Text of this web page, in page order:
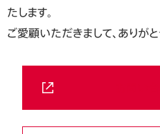
たします。
ご愛顧いただきまして、ありがと